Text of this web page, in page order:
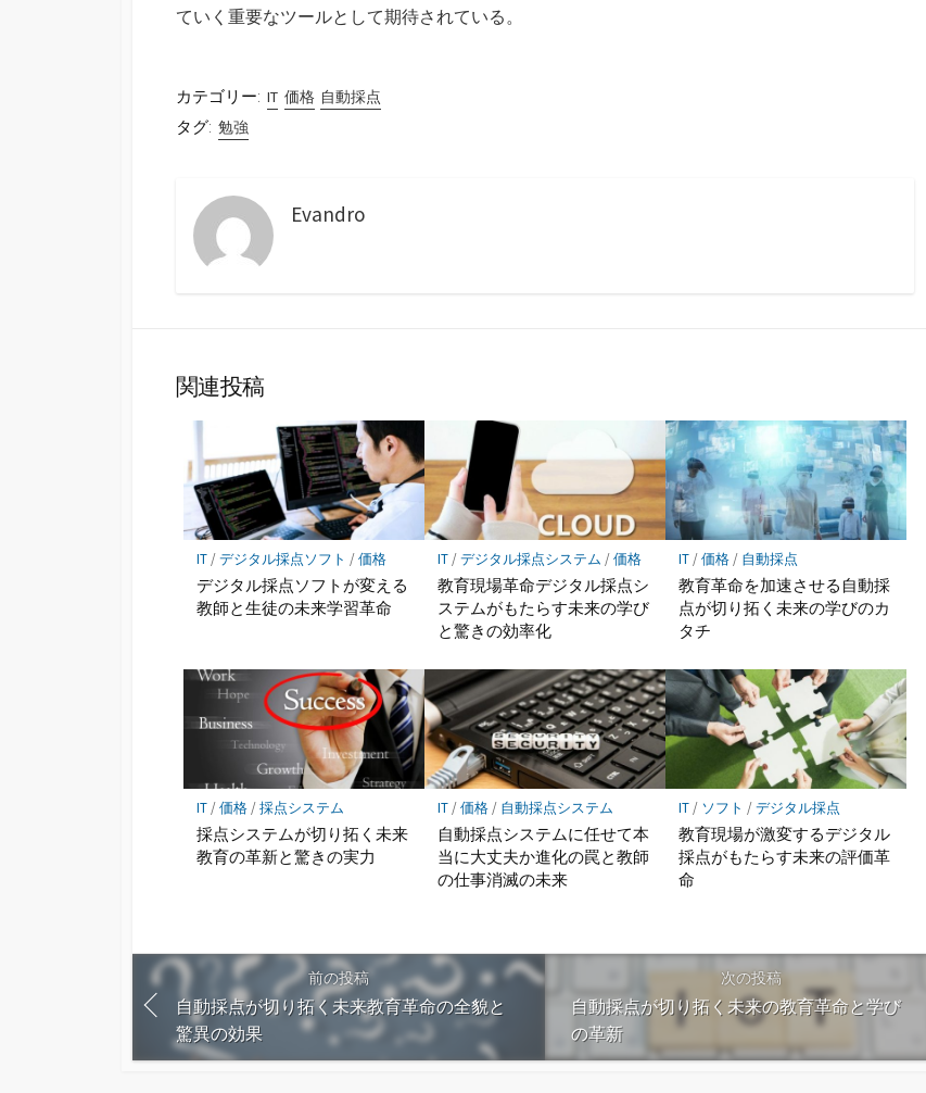
ていく重要なツールとして期待されている。
カテゴリー: IT 価格 自動採点
タグ: 勉強
Evandro
関連投稿
IT/デジタル採点ソフト /価格
デジタル採点ソフトが変える
教師と生徒の未来学習革命
IT/デジタル採点システム /価格
教育現場革命デジタル採点シ
ステムがもたらす未来の学び
と驚きの効率化
IT/価格/ 自動採点
教育革命を加速させる自動採
点が切り拓く未来の学びのカ
タチ
IT/価格/採点システム
採点システムが切り拓く未来
教育の革新と驚きの実力
IT/価格/ 自動採点システム
自動採点システムに任せて本
当に大丈夫か進化の罠と教師
の仕事消滅の未来
IT/ ソフト /デジタル採点
教育現場が激変するデジタル
採点がもたらす未来の評価革
命
前の投稿
自動採点が切り拓く未来教育革命の全貌と
驚異の効果
次の投稿
自動採点が切り拓く未来の教育革命と学び
の革新